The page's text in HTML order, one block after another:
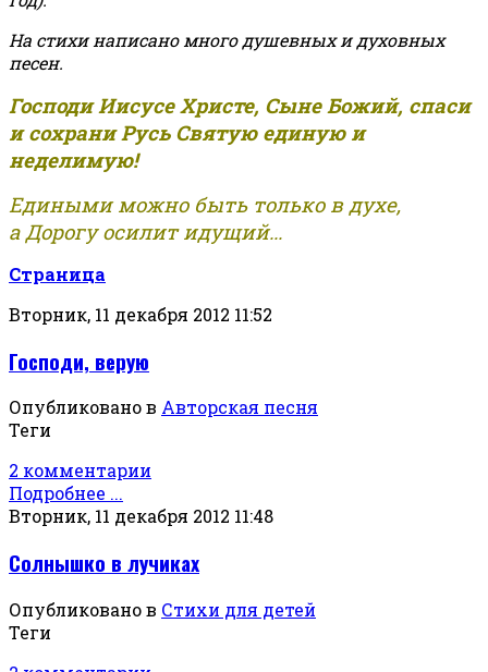
На стихи написано много душевных и духовных
песен.
Господи Иисусе Христе, Сыне Божий, спаси
и сохрани Русь Святую единую и
неделимую!
Едиными можно быть только в духе,
а Дорогу осилит идущий...
Страница
Вторник, 11 декабря 2012 11:52
Господи, верую
Опубликовано в Авторская песня
Теги
2 комментарии
Подробнее ...
Вторник, 11 декабря 2012 11:48
Солнышко в лучиках
Опубликовано в Стихи для детей
Теги